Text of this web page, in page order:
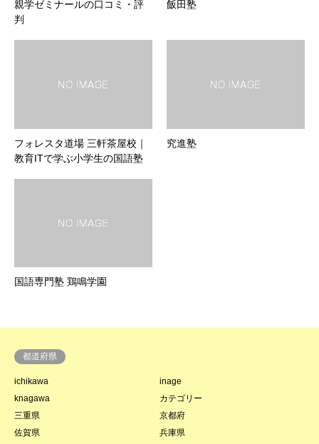
親学ゼミナールの口コミ・評
判
飯田塾
フォレスタ道場 三軒茶屋校｜
教育ITで学ぶ小学生の国語塾
究進塾
国語専門塾 鶏鳴学園
都道府県
ichikawa
inage
knagawa
カテゴリー
三重県
京都府
佐賀県
兵庫県